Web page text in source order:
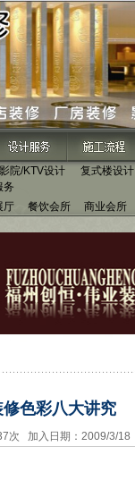
院/KTV设计 复式楼设计
务
厅 餐饮会所 商业会所
色彩八大讲究
次 加入日期：2009/3/18